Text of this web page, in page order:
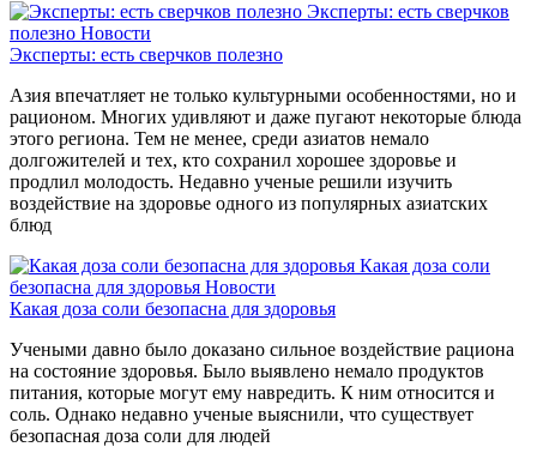
Эксперты: есть сверчков
полезно Новости
Эксперты: есть сверчков полезно
Азия впечатляет не только культурными особенностями, но и
рационом. Многих удивляют и даже пугают некоторые блюда
этого региона. Тем не менее, среди азиатов немало
долгожителей и тех, кто сохранил хорошее здоровье и
продлил молодость. Недавно ученые решили изучить
воздействие на здоровье одного из популярных азиатских
блюд
Какая доза соли
безопасна для здоровья Новости
Какая доза соли безопасна для здоровья
Учеными давно было доказано сильное воздействие рациона
на состояние здоровья. Было выявлено немало продуктов
питания, которые могут ему навредить. К ним относится и
соль. Однако недавно ученые выяснили, что существует
безопасная доза соли для людей